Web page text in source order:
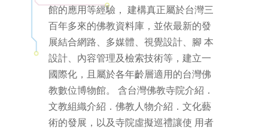
館的應用等經驗， 建構真正屬於台灣三
百年多來的佛教資料庫，並依最新的發
展結合網路、多媒體、視覺設計、腳 本
設計、內容管理及檢索技術等，建立一
國際化，且屬於各年齡層適用的台灣佛
教數位博物館。 含台灣佛教寺院介紹．
文教組織介紹．佛教人物介紹．文化藝
術的發展，以及寺院虛擬巡禮讓使 用者